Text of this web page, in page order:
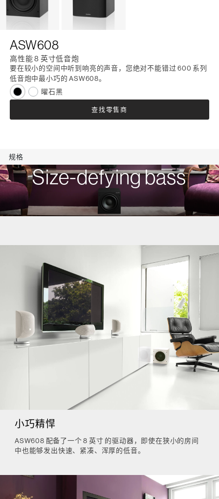
ASW608
高性能 8 英寸低音炮
要在较小的空间中听到响亮的声音，您绝对不能错过 600 系列
低音炮中最小巧的 ASW608。
曜石黑
查找零售商
规格
Size-defying bass
小巧精悍
ASW608 配备了一个 8 英寸 的驱动器，即使在狭小的房间
中也能够发出快速、紧凑、浑厚的低音。